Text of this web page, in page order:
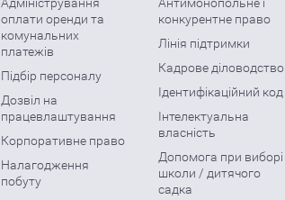
оплати оренди та
комунальних
платежів
Підбір персоналу
Дозвіл на
працевлаштування
Корпоративне право
Налагодження
побуту
конкурентне право
Лінія підтримки
Кадрове діловодство
Ідентифікаційний код
Інтелектуальна
власність
Допомога при виборі
школи / дитячого
садка